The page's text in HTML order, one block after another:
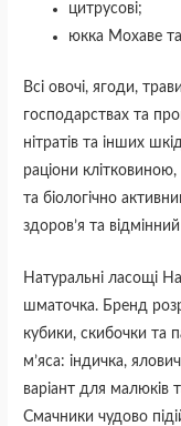
цитрусові;
юкка Мохаве та
Всі овочі, ягоди,
господарствах та
нітратів та інших
раціони
та біологічно
здоров’я та
Натуральні ласощі
шматочка. Бренд
кубики, скибочки та
м’яса: індичка,
варіант для малюків
Смачники чудово